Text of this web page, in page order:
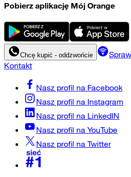
Pobierz aplikację Mój Orange
Chcę kupić - oddzwońcie
Kontakt
Nasz profil na Facebook
Nasz profil na Instagram
Nasz profil na LinkedIN
Nasz profil na YouTube
Nasz profil na Twitter